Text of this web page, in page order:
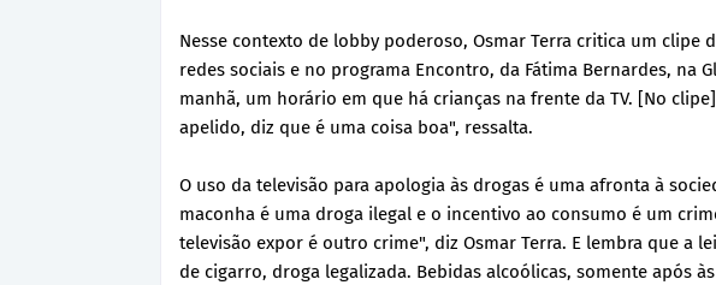
Nesse contexto de lobby poderoso, Osmar Terra critica um clipe
redes sociais e no programa Encontro, da Fátima Bernardes, na
manhã, um horário em que há crianças na frente da TV. [No
apelido, diz que é uma coisa boa", ressalta.
O uso da televisão para apologia às drogas é uma afronta à
maconha é uma droga ilegal e o incentivo ao consumo é um
televisão expor é outro crime", diz Osmar Terra. E lembra que a
de cigarro, droga legalizada. Bebidas alcoólicas, somente após às